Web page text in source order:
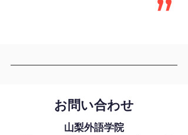
お問い合わせ
山梨外語学院